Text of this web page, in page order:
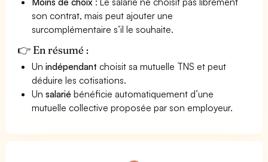
son contrat, mais peut ajouter une
surcomplémentaire s’il le souhaite.
👉 En résumé :
Unindépendant choisit sa mutuelle TNS et peut
déduire les cotisations.
Unsalarié bénéficie automatiquement d’une
mutuelle collective proposée par son employeur.